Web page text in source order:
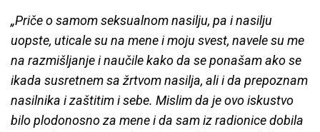
„Priče o samom seksualnom nasilju, pa i nasilju
uopste, uticale su na mene i moju svest, navele su me
na razmišljanje i naučile kako da se ponašam ako se
ikada susretnem sa žrtvom nasilja, ali i da prepoznam
nasilnika i zaštitim i sebe. Mislim da je ovo iskustvo
bilo plodonosno za mene i da sam iz radionice dobila